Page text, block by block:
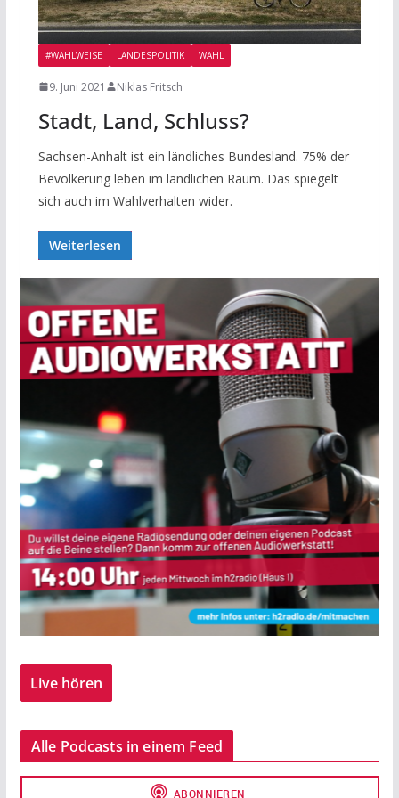
#WAHLWEISE LANDESPOLITIK WAHL
9. Juni 2021 Niklas Fritsch
Stadt, Land, Schluss?
Sachsen-Anhalt ist ein ländliches Bundesland. 75% der
Bevölkerung leben im ländlichen Raum. Das spiegelt
sich auch im Wahlverhalten wider.
Weiterlesen
Live hören
Alle Podcasts in einem Feed